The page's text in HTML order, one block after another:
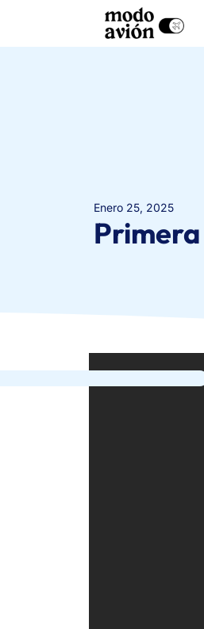
enero 25, 2025